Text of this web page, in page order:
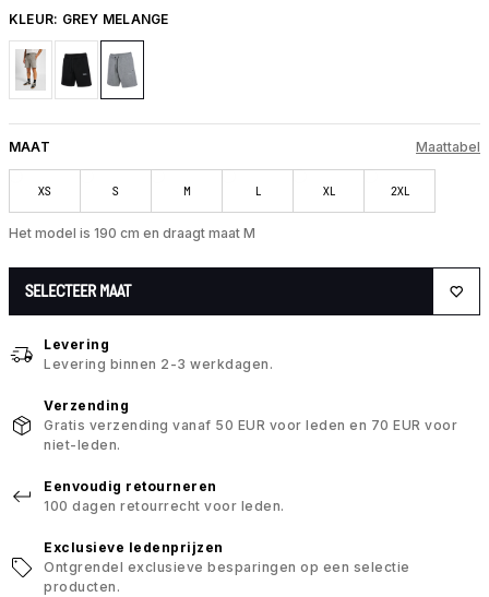
KLEUR: GREY MELANGE
MAAT Maattabel
XS S M L XL 2XL
Het model is 190 cm en draagt maat M
SELECTEER MAAT
Levering
Levering binnen 2-3 werkdagen.
Verzending
Gratis verzending vanaf 50 EUR voor leden en 70 EUR voor
niet-leden.
Eenvoudig retourneren
100 dagen retourrecht voor leden.
Exclusieve ledenprijzen
Ontgrendel exclusieve besparingen op een selectie
producten.